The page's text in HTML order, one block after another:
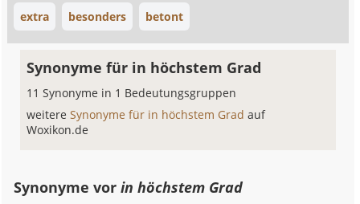
extra besonders betont
Synonyme für in höchstem Grad
11 Synonyme in 1 Bedeutungsgruppen
weitereSynonyme für in höchstem Gradauf
Woxikon.de
Synonyme vorin höchstem Grad